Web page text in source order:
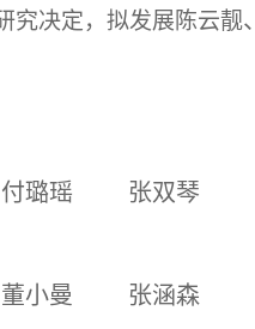
究决定，拟发展陈云靓、
付璐瑶 张双琴
董小曼 张涵森